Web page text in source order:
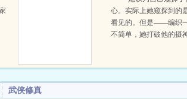
到能化出水的眼眸，没
了你的理想型的特点，
过最完美的理想型了！
心。实际上她窥探到的
看见的。但是——编织
不简单，她打破他的摄
克制，我不愿我的爱
蕾雅·莱恩哈特（17）】
以为只不过是青春年少
武侠修真